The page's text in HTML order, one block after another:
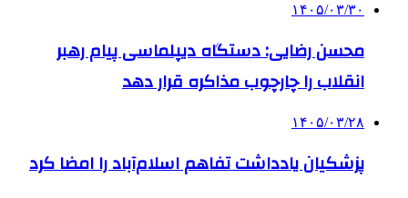
۱۴۰۵/۰۳/۳۰
محسن رضایی: دستگاه دیپلماسی پیام رهبر
انقلاب را چارچوب مذاکره قرار دهد
۱۴۰۵/۰۳/۲۸
پزشکیان یادداشت تفاهم اسلام‌آباد را امضا کرد